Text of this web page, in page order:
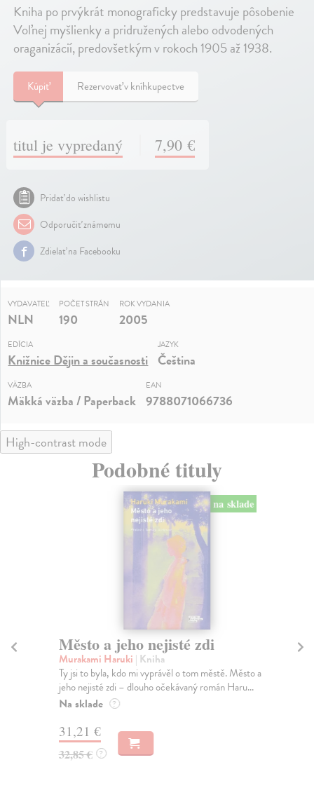
Kniha po prvýkrát monograficky predstavuje pôsobenie
Voľnej myšlienky a pridružených alebo odvodených
oraganizácií, predovšetkým v rokoch 1905 až 1938.
Kúpiť Rezervovať v kníhkupectve
titul je vypredaný 7,90 €
Pridať do wishlistu
Odporučiť známemu
Zdielať na Facebooku
VYDAVATEĽ
NLN
POČET STRÁN
190
ROK VYDANIA
2005
EDÍCIA
Knižnice Dějin a současnosti
JAZYK
Čeština
VÄZBA
Mäkká väzba / Paperback
EAN
9788071066736
High-contrast mode
Podobné tituly
na sklade
Město a jeho nejisté zdi
Murakami Haruki| Kniha
Ty jsi to byla, kdo mi vyprávěl o tom městě. Město a
jeho nejisté zdi – dlouho očekávaný román Haru...
Na sklade ?
31,21 €
32,85 € ?